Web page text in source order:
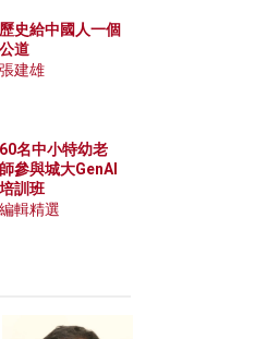
歷史給中國人一個
公道
張建雄
60名中小特幼老
師參與城大GenAI
培訓班
編輯精選